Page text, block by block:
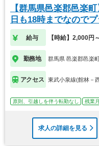
【群馬県邑楽郡邑楽
日も18時までなので
給与 【時給】2,000円～
勤務地 群馬県 邑楽郡邑楽
アクセス 東武小泉線(館林－
原則、引越しを伴う転勤なし 残業
求人の詳細を見る